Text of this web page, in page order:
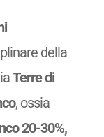
della
Terre di
, ossia
20-30%,